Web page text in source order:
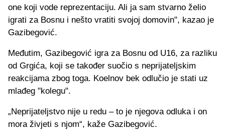
one koji vode reprezentaciju. Ali ja sam stvarno želio
igrati za Bosnu i nešto vratiti svojoj domovin", kazao je
Gazibegović.
Međutim, Gazibegović igra za Bosnu od U16, za razliku
od Grgića, koji se također suočio s neprijateljskim
reakcijama zbog toga. Koelnov bek odlučio je stati uz
mlađeg "kolegu".
„Neprijateljstvo nije u redu – to je njegova odluka i on
mora živjeti s njom“, kaže Gazibegović.